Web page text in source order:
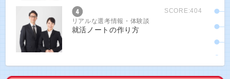
SCORE:404
リアルな選考情報・体験談
就活ノートの作り方